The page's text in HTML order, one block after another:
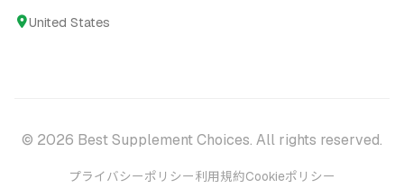
United States
© 2026 Best Supplement Choices. All rights reserved.
プライバシーポリシー利用規約Cookieポリシー